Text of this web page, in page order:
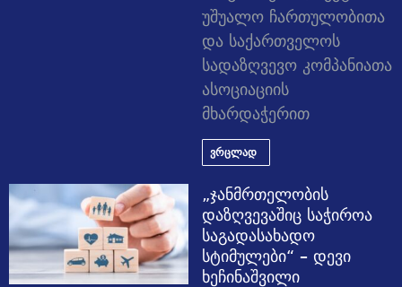
უშუალო ჩართულობითა
და საქართველოს
სადაზღვევო კომპანიათა
ასოციაციის
მხარდაჭერით
ვრცლად
„ჯანმრთელობის
დაზღვევაშიც საჭიროა
საგადასახადო
სტიმულები“ – დევი
ხეჩინაშვილი